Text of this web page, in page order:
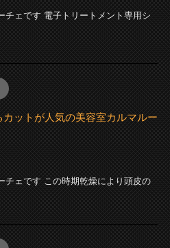
チェです 電子トリートメント専用シ
ットが人気の美容室カルマルー
チェです この時期乾燥により頭皮の